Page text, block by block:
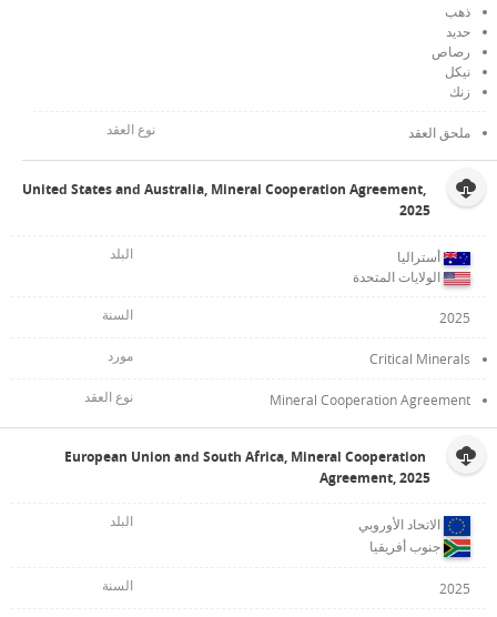
ذهب
حديد
رصاص
نيكل
زنك
ملحق العقد
United States and Australia, Mineral Cooperation Agreement,
2025
أستراليا
الولايات المتحدة
2025
Critical Minerals
Mineral Cooperation Agreement
European Union and South Africa, Mineral Cooperation
Agreement, 2025
الاتحاد الأوروبي
جنوب أفريقيا
2025